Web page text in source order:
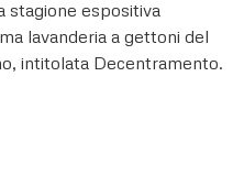
stagione espositiva
lavanderia a gettoni del
intitolata Decentramento.